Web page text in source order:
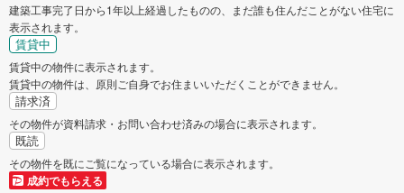
建築工事完了日から1年以上経過したものの、まだ誰も住んだことがない住宅に
表示されます。
賃貸中
賃貸中の物件に表示されます。
賃貸中の物件は、原則ご自身でお住まいいただくことができません。
請求済
その物件が資料請求・お問い合わせ済みの場合に表示されます。
既読
その物件を既にご覧になっている場合に表示されます。
成約でもらえる